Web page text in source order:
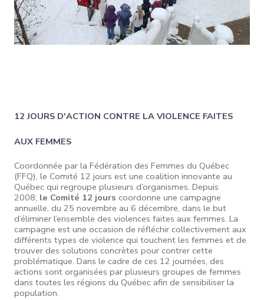
12 JOURS D'ACTION CONTRE LA VIOLENCE FAITES
AUX FEMMES
Coordonnée par la Fédération des Femmes du Québec
(FFQ), le Comité 12 jours est une coalition innovante au
Québec qui regroupe plusieurs d’organismes. Depuis
2008, le Comité 12 jours coordonne une campagne
annuelle, du 25 novembre au 6 décembre, dans le but
d’éliminer l’ensemble des violences faites aux femmes. La
campagne est une occasion de réfléchir collectivement aux
différents types de violence qui touchent les femmes et de
trouver des solutions concrètes pour contrer cette
problématique. Dans le cadre de ces 12 journées, des
actions sont organisées par plusieurs groupes de femmes
dans toutes les régions du Québec afin de sensibiliser la
population.